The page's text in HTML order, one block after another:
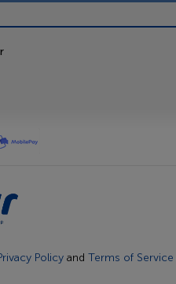
Policy and Terms of Service